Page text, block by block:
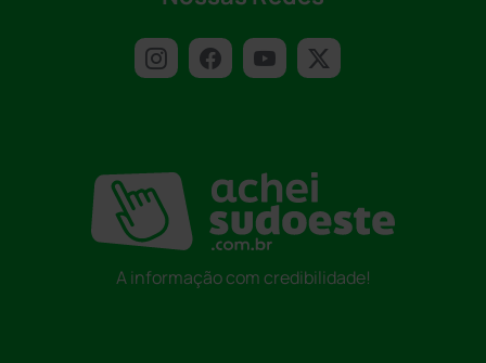
A informação com credibilidade!